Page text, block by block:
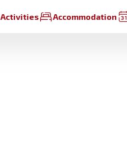
Activities Accommodation